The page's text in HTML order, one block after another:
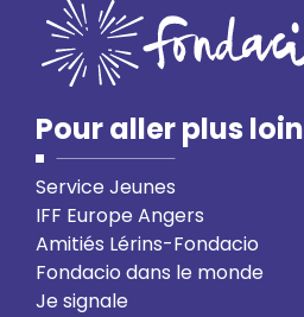
Pour aller plus loin
Service Jeunes
IFF Europe Angers
Amitiés Lérins-Fondacio
Fondacio dans le monde
Je signale